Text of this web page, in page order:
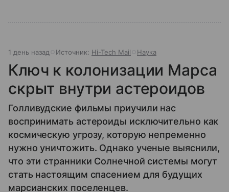
1 день назад Источник: Hi-Tech Mail Наука
Ключ к колонизации Марса
скрыт внутри астероидов
Голливудские фильмы приучили нас
воспринимать астероиды исключительно как
космическую угрозу, которую непременно
нужно уничтожить. Однако ученые выяснили,
что эти странники Солнечной системы могут
стать настоящим спасением для будущих
марсианских поселенцев.